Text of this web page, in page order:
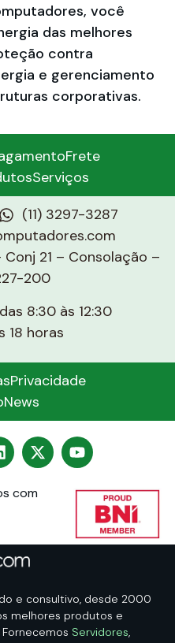
você
das melhores
contra
e gerenciamento
corporativas.
Frete
Serviços
(11) 3297-3287
21 – Consolação –
200
8:30 às 12:30
18 horas
Privacidade
com
e consultivo, desde 2000
melhores produtos e
Servidores,